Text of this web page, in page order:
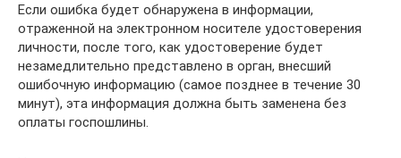
Если ошибка будет обнаружена в информации,
отраженной на электронном носителе удостоверения
личности, после того, как удостоверение будет
незамедлительно представлено в орган, внесший
ошибочную информацию (самое позднее в течение 30
минут), эта информация должна быть заменена без
оплаты госпошлины.